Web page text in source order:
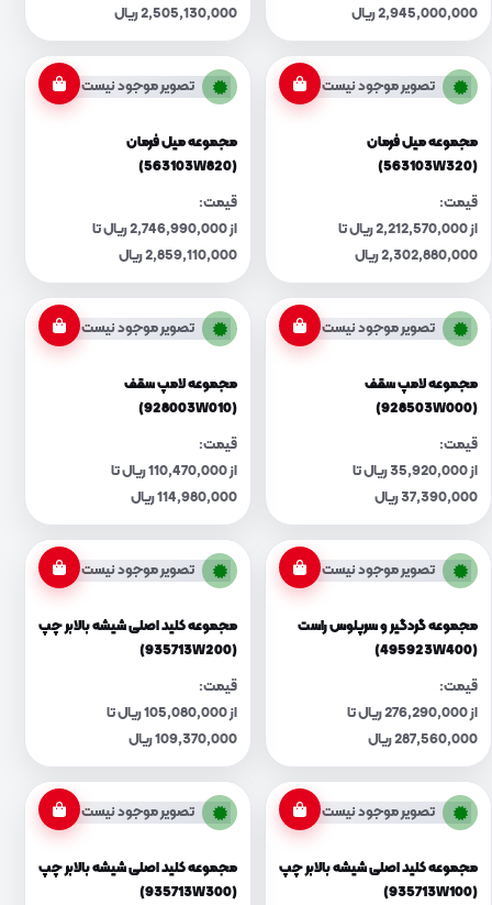
2,945,000,000 ریال
2,505,130,000 ریال
تصویر موجود نیست
مجموعه میل فرمان
(563103W320)
قیمت:
از 2,212,570,000 ریال تا
2,302,880,000 ریال
تصویر موجود نیست
مجموعه میل فرمان
(563103W820)
قیمت:
از 2,746,990,000 ریال تا
2,859,110,000 ریال
تصویر موجود نیست
مجموعه لامپ سقف
(928503W000)
قیمت:
از 35,920,000 ریال تا
37,390,000 ریال
تصویر موجود نیست
مجموعه لامپ سقف
(928003W010)
قیمت:
از 110,470,000 ریال تا
114,980,000 ریال
تصویر موجود نیست
مجموعه گردگیر و سرپلوس راست
(495923W400)
قیمت:
از 276,290,000 ریال تا
287,560,000 ریال
تصویر موجود نیست
مجموعه کلید اصلی شیشه بالابر چپ
(935713W200)
قیمت:
از 105,080,000 ریال تا
109,370,000 ریال
تصویر موجود نیست
مجموعه کلید اصلی شیشه بالابر چپ
(935713W100)
تصویر موجود نیست
مجموعه کلید اصلی شیشه بالابر چپ
(935713W300)